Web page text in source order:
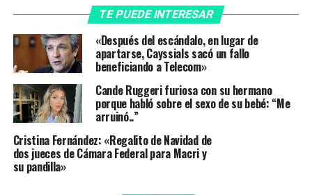
«Esto es una vergüenza. Estos dos hijos de puta la
volvieron a matar a María Marta», dijo el abogado y
comunicador en referencia a los juecesOsvaldo
RossiyEsteban Andrejin, quienes «no son dignos de la
investidura que tienen».
«Faltó que tuviéramos una filmación del momento que
la estaban matando a María Marta. Tal vez querían eso»,
continuó Horacio, de forma irónica, en declaraciones de
prensa que reunió la agencia
TE PUEDE INTERESAR
«Después del escándalo, en lugar de
apartarse, Cayssials sacó un fallo
beneficiando a Telecom»
Cande Ruggeri furiosa con su hermano
porque habló sobre el sexo de su bebé: “Me
arruinó..”
Cristina Fernández: «Regalito de Navidad de
dos jueces de Cámara Federal para Macri y
su pandilla»